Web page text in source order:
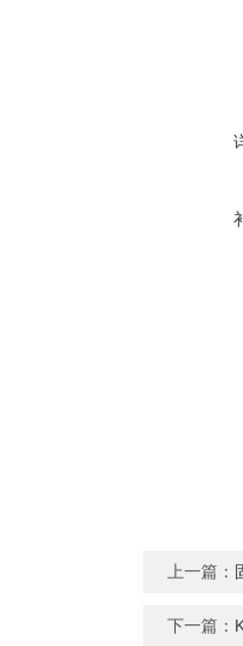
上一篇：
下一篇：